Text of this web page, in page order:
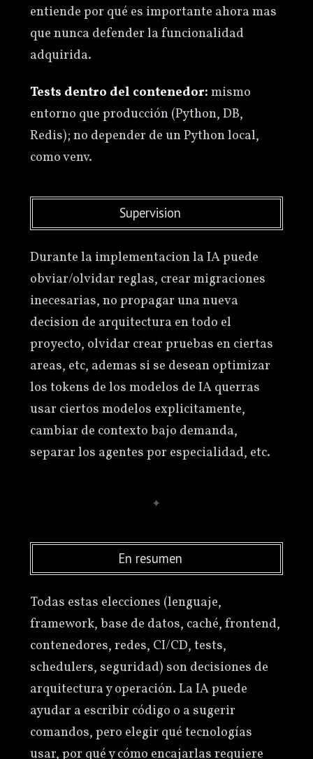
entiende por qué es importante ahora mas
que nunca defender la funcionalidad
adquirida.
Tests dentro del contenedor:mismo
entorno que producción (Python, DB,
Redis); no depender de un Python local,
como venv.
Supervision
Durante la implementacion la IA puede
obviar/olvidar reglas, crear migraciones
inecesarias, no propagar una nueva
decision de arquitectura en todo el
proyecto, olvidar crear pruebas en ciertas
areas, etc, ademas si se desean optimizar
los tokens de los modelos de IA querras
usar ciertos modelos explicitamente,
cambiar de contexto bajo demanda,
separar los agentes por especialidad, etc.
En resumen
Todas estas elecciones (lenguaje,
framework, base de datos, caché, frontend,
contenedores, redes, CI/CD, tests,
schedulers, seguridad) son decisiones de
arquitectura y operación. La IA puede
ayudar a escribir código o a sugerir
comandos, pero elegir qué tecnologías
usar, por qué y cómo encajarlas requiere